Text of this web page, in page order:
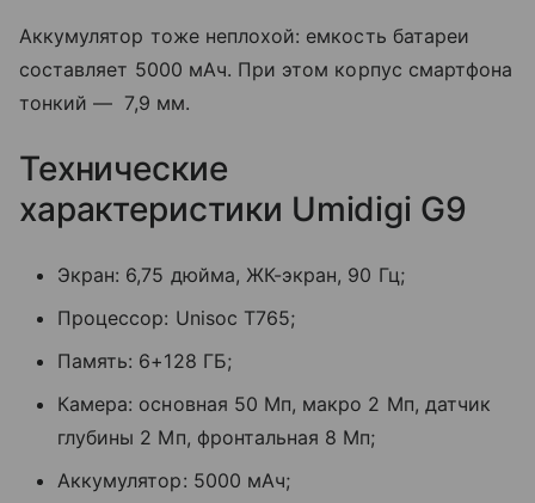
Аккумулятор тоже неплохой: емкость батареи
составляет 5000 мАч. При этом корпус смартфона
тонкий — 7,9 мм.
Технические
характеристики Umidigi G9
Экран: 6,75 дюйма, ЖК-экран, 90 Гц;
Процессор: Unisoc T765;
Память: 6+128 ГБ;
Камера: основная 50 Мп, макро 2 Мп, датчик
глубины 2 Мп, фронтальная 8 Мп;
Аккумулятор: 5000 мАч;